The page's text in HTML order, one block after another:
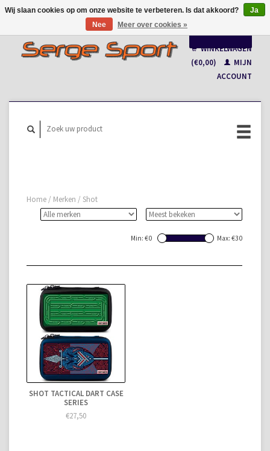
Français
WINKELWAGEN
(€0,00)
MIJN
ACCOUNT
Home / Merken / Shot
Min: €0 Max: €30
SHOT TACTICAL DART CASE
SERIES
€27,50
Wij slaan cookies op om onze website te verbeteren. Is dat akkoord?
Ja
Nee
Meer over cookies »